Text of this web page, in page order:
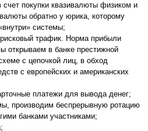
покупки квазивалюты физиком и
обратно у юрика, которому
системы;
трафик. Норма прибыли
открываем в банке престижной
с цепочкой лиц, в обход
с европейских и американских
платежи для вывода денег;
производим беспрерывную ротацию
банками участниками;